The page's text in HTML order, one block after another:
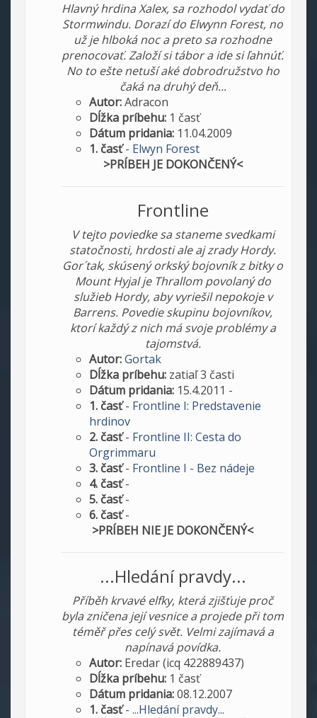
Hlavný hrdina Xalex, sa rozhodol vydať do
Stormwindu. Dorazí do Elwynn Forest, no
už je hlboká noc a preto sa rozhodne
prenocovať. Založí si tábor a ide si ľahnúť.
No to ešte netuší aké dobrodružstvo ho
čaká na druhý deň...
Autor:Adracon
Dĺžka príbehu: 1 časť
Dátum pridania: 11.04.2009
1. časť- Elwyn Forest
>PRÍBEH JE DOKONČENÝ<
Frontline
V tejto poviedke sa staneme svedkami
statočnosti, hrdosti ale aj zrady Hordy.
Gor´tak, skúsený orkský bojovník z bitky o
Mount Hyjal je Thrallom povolaný do
služieb Hordy, aby vyriešil nepokoje v
Barrens. Povedie skupinu bojovníkov,
ktorí každý z nich má svoje problémy a
tajomstvá.
Autor:Gortak
Dĺžka príbehu: zatiaľ 3 časti
Dátum pridania: 15.4.2011 -
1. časť- Frontline I: Predstavenie
hrdinov
2. časť- Frontline II: Cesta do
Orgrimmaru
3. časť- Frontline I - Bez nádeje
4. časť-
5. časť-
6. časť-
>PRÍBEH NIE JE DOKONČENÝ<
...Hledání pravdy...
Příběh krvavé elfky, která zjišťuje proč
byla zničena její vesnice a projede při tom
téměř přes celý svět. Velmi zajímavá a
napínavá povídka.
Autor: Eredar (icq 422889437)
Dĺžka príbehu: 1 časť
Dátum pridania:08.12.2007
1. časť- ...Hledání pravdy...